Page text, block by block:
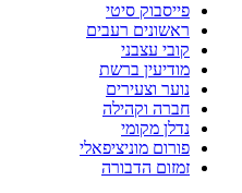
פייסבוק סיטי
ראשונים רעבים
קובי עצבני
מודיעין ברשת
נוער וצעירים
חברה וקהילה
נדלן מקומי
פורום מוניציפאלי
זמזום הדבורה